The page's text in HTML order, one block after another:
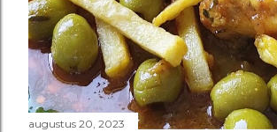
augustus 20, 2023